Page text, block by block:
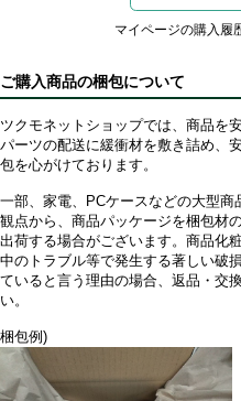
マイページの購入履
ご購入商品の梱包について
ツクモネットショップでは、商品を
パーツの配送に緩衝材を敷き詰め、
包を心がけております。
一部、家電、PCケースなどの大型商
観点から、商品パッケージを梱包材
出荷する場合がございます。商品化
中のトラブル等で発生する著しい破
ていると言う理由の場合、返品・交
い。
梱包例)